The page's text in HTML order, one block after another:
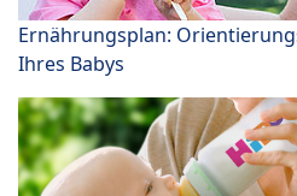
Ernährungsplan:
Ihres Babys